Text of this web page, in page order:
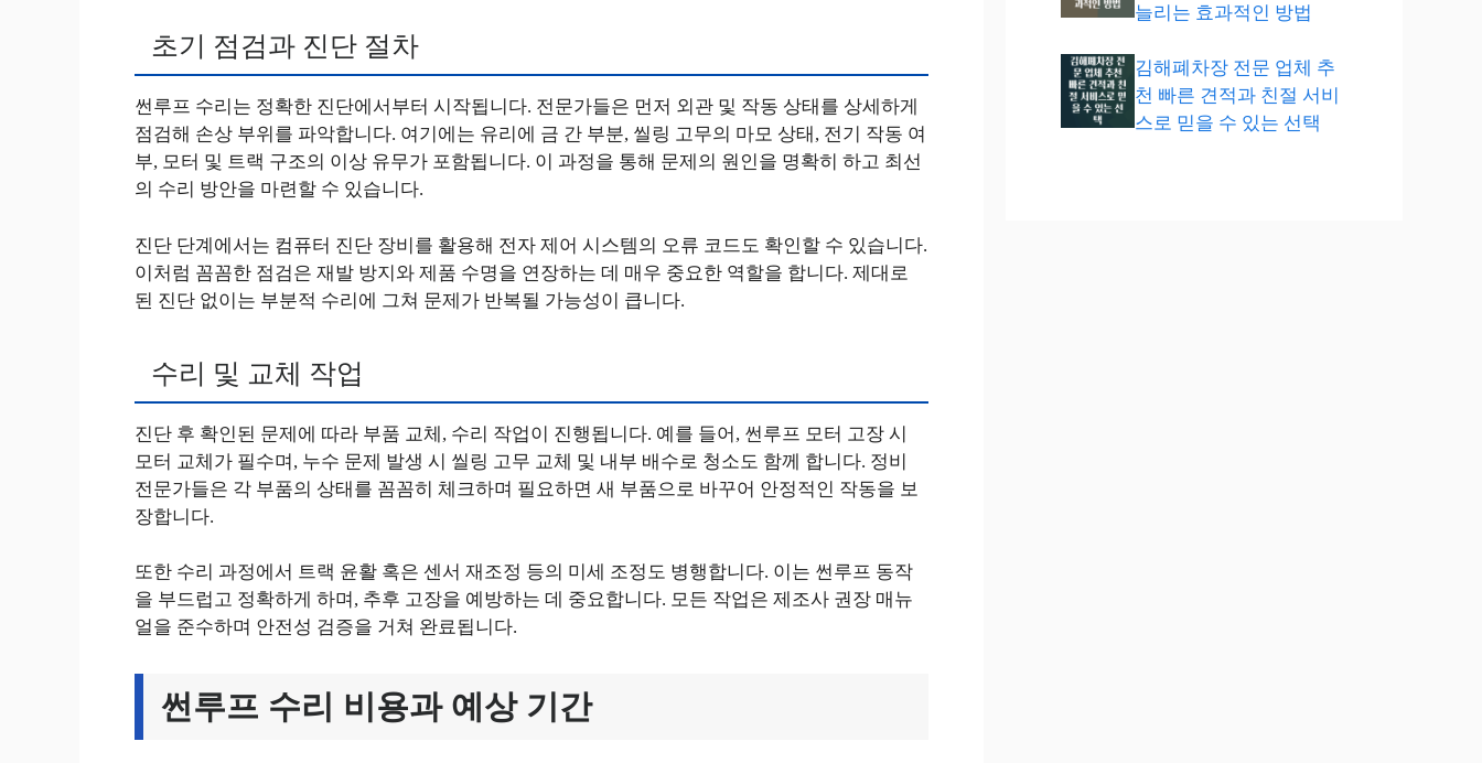
초기 점검과 진단 절차
썬루프 수리는 정확한 진단에서부터 시작됩니다. 전문가들은 먼저 외관 및 작동 상태를 상세하게
점검해 손상 부위를 파악합니다. 여기에는 유리에 금 간 부분, 씰링 고무의 마모 상태, 전기 작동 여
부, 모터 및 트랙 구조의 이상 유무가 포함됩니다. 이 과정을 통해 문제의 원인을 명확히 하고 최선
의 수리 방안을 마련할 수 있습니다.
진단 단계에서는 컴퓨터 진단 장비를 활용해 전자 제어 시스템의 오류 코드도 확인할 수 있습니다.
이처럼 꼼꼼한 점검은 재발 방지와 제품 수명을 연장하는 데 매우 중요한 역할을 합니다. 제대로
된 진단 없이는 부분적 수리에 그쳐 문제가 반복될 가능성이 큽니다.
수리 및 교체 작업
진단 후 확인된 문제에 따라 부품 교체, 수리 작업이 진행됩니다. 예를 들어, 썬루프 모터 고장 시
모터 교체가 필수며, 누수 문제 발생 시 씰링 고무 교체 및 내부 배수로 청소도 함께 합니다. 정비
전문가들은 각 부품의 상태를 꼼꼼히 체크하며 필요하면 새 부품으로 바꾸어 안정적인 작동을 보
장합니다.
또한 수리 과정에서 트랙 윤활 혹은 센서 재조정 등의 미세 조정도 병행합니다. 이는 썬루프 동작
을 부드럽고 정확하게 하며, 추후 고장을 예방하는 데 중요합니다. 모든 작업은 제조사 권장 매뉴
얼을 준수하며 안전성 검증을 거쳐 완료됩니다.
썬루프 수리 비용과 예상 기간
늘리는 효과적인 방법
김해폐차장 전문 업체 추
천 빠른 견적과 친절 서비
스로 믿을 수 있는 선택